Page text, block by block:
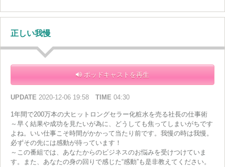
正しい我慢
ポッドキャストを再生
UPDATE 2020-12-06 19:58 TIME 04:30
1年間で200万本の大ヒットロングセラー化粧水を売る社長の仕事術
～早く結果や成功を見たいが為に、どうしても焦ってしまいがちです
よね。いい仕事こそ時間がかかって当たり前です。我慢の時は我慢。
必ずその先には感動が待っています！
～この番組では、あなたからのビジネスのお悩みを受けつけていま
す。また、あなたの身の回りで感じた“感動”も是非教えてください。